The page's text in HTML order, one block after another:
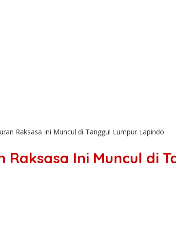
Raksasa Ini Muncul di Tanggul Lumpur Lapindo
Raksasa Ini Muncul di